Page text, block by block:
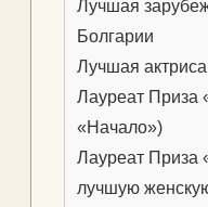
Лучшая
Болгарии
Лучшая
Лауреат
«Начало»)
Лауреат Приза
лучшую